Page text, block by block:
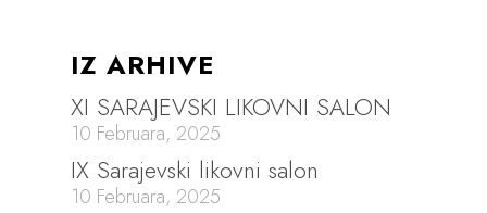
IZ ARHIVE
XI SARAJEVSKI LIKOVNI SALON
10 Februara, 2025
IX Sarajevski likovni salon
10 Februara, 2025